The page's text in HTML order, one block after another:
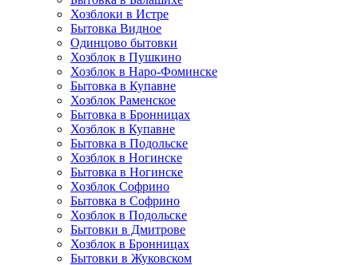
Хозблоки в Истре
Бытовка Видное
Одинцово бытовки
Хозблок в Пушкино
Хозблок в Наро-Фоминске
Бытовка в Купавне
Хозблок Раменское
Бытовка в Бронницах
Хозблок в Купавне
Бытовка в Подольске
Хозблок в Ногинске
Бытовка в Ногинске
Хозблок Софрино
Бытовка в Софрино
Хозблок в Подольске
Бытовки в Дмитрове
Хозблок в Бронницах
Бытовки в Жуковском